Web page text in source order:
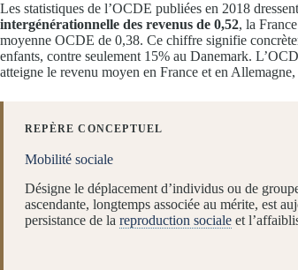
Les statistiques de l’OCDE publiées en 2018
intergénérationnelle des revenus de 0,52, la
moyenne OCDE de 0,38. Ce chiffre signifie
enfants, contre seulement 15% au Danemark.
atteigne le revenu moyen en France et en
REPÈRE CONCEPTUEL
Mobilité sociale
Désigne le déplacement d’individus ou de
ascendante, longtemps associée au mérite, est
persistance de la reproduction sociale et